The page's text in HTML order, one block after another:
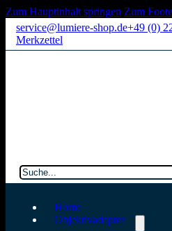
Zum Hauptinhalt springen Zum
service@lumiere-shop.de+49 (0)
Merkzettel
Home
Objektivadapter